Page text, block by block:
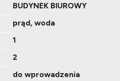
BUDYNEK BIUROWY
prąd, woda
1
2
do wprowadzenia